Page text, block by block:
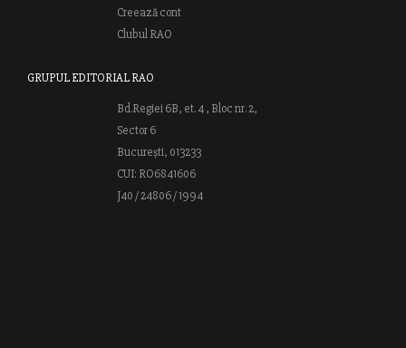
Creează cont
Clubul RAO
GRUPUL EDITORIAL RAO
Bd.Regiei 6B, et. 4 , Bloc nr. 2,
Sector 6
București, 013233
CUI: RO6841606
J40 / 24806 / 1994